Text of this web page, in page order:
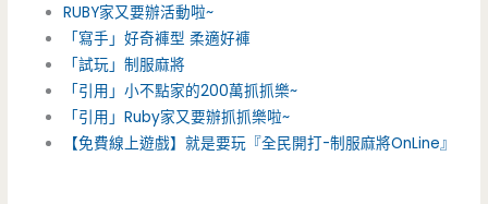
RUBY家又要辦活動啦~
「寫手」好奇褲型 柔適好褲
「試玩」制服麻將
「引用」小不點家的200萬抓抓樂~
「引用」Ruby家又要辦抓抓樂啦~
【免費線上遊戲】就是要玩『全民開打-制服麻將OnLine』